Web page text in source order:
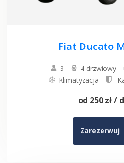
Fiat Ducato
3 4 drzwiowy
Klimatyzacja
od 250 zł/
Zarezerwuj